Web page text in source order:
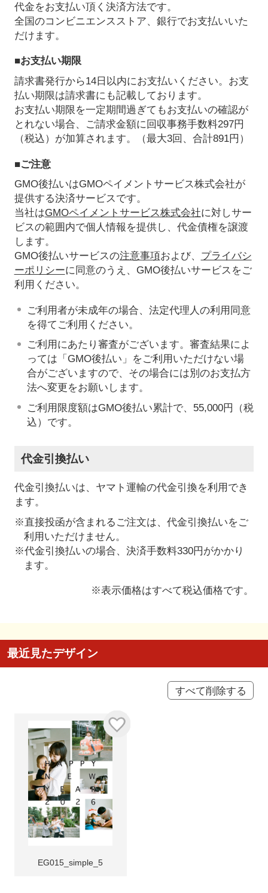
代金をお支払い頂く決済方法です。
全国のコンビニエンスストア、銀行でお支払いいた
だけます。
■お支払い期限
請求書発行から14日以内にお支払いください。お支
払い期限は請求書にも記載しております。
お支払い期限を一定期間過ぎてもお支払いの確認が
とれない場合、ご請求金額に回収事務手数料297円
（税込）が加算されます。（最大3回、合計891円）
■ご注意
GMO後払いはGMOペイメントサービス株式会社が
提供する決済サービスです。
当社はGMOペイメントサービス株式会社に対しサー
ビスの範囲内で個人情報を提供し、代金債権を譲渡
します。
GMO後払いサービスの注意事項および、 プライバシ
ーポリシーに同意のうえ、GMO後払いサービスをご
利用ください。
ご利用者が未成年の場合、法定代理人の利用同意
を得てご利用ください。
ご利用にあたり審査がございます。審査結果によ
っては「GMO後払い」をご利用いただけない場
合がございますので、その場合には別のお支払方
法へ変更をお願いします。
ご利用限度額はGMO後払い累計で、55,000円（税
込）です。
代金引換払い
代金引換払いは、ヤマト運輸の代金引換を利用でき
ます。
※直接投函が含まれるご注文は、代金引換払いをご
利用いただけません。
※代金引換払いの場合、決済手数料330円がかかり
ます。
※表示価格はすべて税込価格です。
最近見たデザイン
すべて削除する
EG015_simple_5